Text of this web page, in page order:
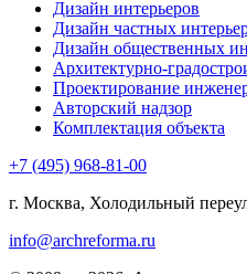
Дизайн интерьеров
Дизайн частных
Дизайн общественных
Архитектурно-
Проектирование
Авторский надзор
Комплектация объекта
+7 (495) 968-81-00
г. Москва, Холодильный
info@archreforma.ru